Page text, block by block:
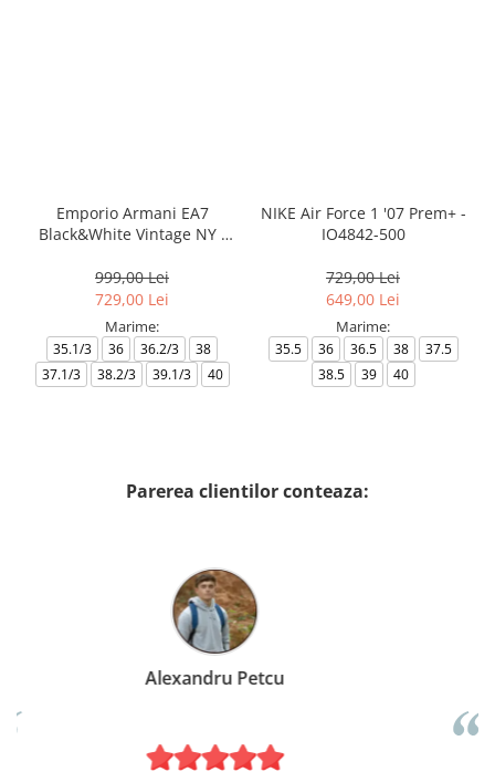
Emporio Armani EA7
Black&White Vintage NY -
999,00 Lei
729,00 Lei
Marime:
35.1/3 36 36.2/3
38
37.1/3
38.2/3 39.1/3 40
NIKE Air Force 1 '07 Prem+ -
IO4842-500
729,00 Lei
649,00 Lei
Marime:
35.5 36 36.5 38
37.5
38.5
39 40
Parerea clientilor conteaza:
Birzoi Miruna